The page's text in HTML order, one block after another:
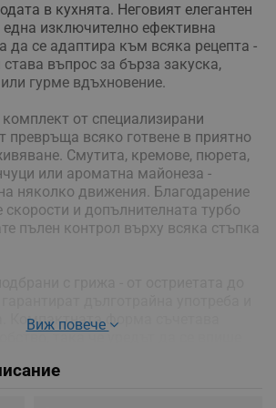
в кухнята. Неговият елегантен
изключително ефективна
да се адаптира към всяка рецепта -
въпрос за бърза закуска,
гурме вдъхновение.
от специализирани
превръща всяко готвене в приятно
Смутита, кремове, пюрета,
или ароматна майонеза -
няколко движения. Благодарение
скорости и допълнителната турбо
пълен контрол върху всяка стъпка
Компактната форма съчетава
така че уредът да се впише
Виж повече